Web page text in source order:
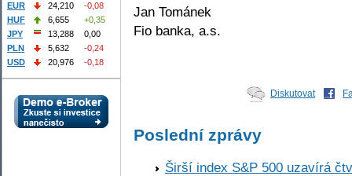
Jan Tománek
Fio banka, a.s.
Diskutovat
Poslední zprávy
Širší index S&P 500 uzavírá
EUR 24,210
-0,08
HUF
6,655
+0,35
JPY
13,288
0,00
PLN
5,632
-0,24
USD
20,976 -0,18